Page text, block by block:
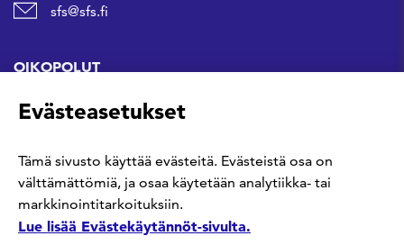
sfs@sfs.fi
OIKOPOLUT
Hanki standardi
Kommentoi tekeillä olevia standardeja
Evästeasetukset
Tämä sivusto käyttää evästeitä. Evästeistä osa on
välttämättömiä, ja osaa käytetään analytiikka- tai
markkinointitarkoituksiin.
Lue lisää Evästekäytännöt-sivulta.